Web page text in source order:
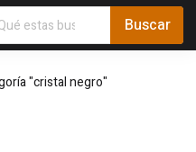
"cristal negro"